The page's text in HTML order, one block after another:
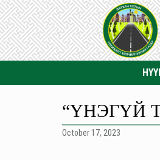
“ҮНЭГҮЙ
October 17, 2023